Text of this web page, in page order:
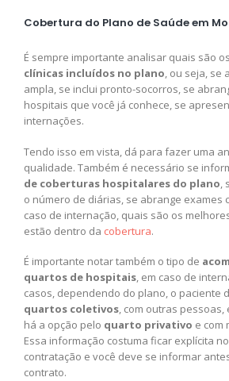
Cobertura do Plano de Saúde em
É sempre importante analisar quais são os
clínicas incluídos no plano, ou seja, se
ampla, se inclui pronto-socorros, se
hospitais que você já conhece, se
internações.
Tendo isso em vista, dá para fazer uma
qualidade. Também é necessário se
de coberturas hospitalares do plano,
o número de diárias, se abrange exames
caso de internação, quais são os
estão dentro da cobertura.
É importante notar também o tipo de
quartos de hospitais, em caso de
casos, dependendo do plano, o paciente
quartos coletivos, com outras
há a opção pelo quarto privativo e com
Essa informação costuma ficar explícita
contratação e você deve se informar
contrato.